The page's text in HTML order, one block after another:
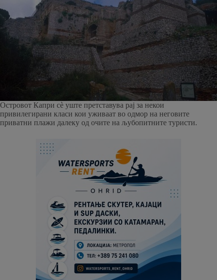
Островот Капри сè уште претставува рај за некои
привилегирани класи кои уживаат во одмор на неговите
приватни плажи далеку од очите на љубопитните туристи.